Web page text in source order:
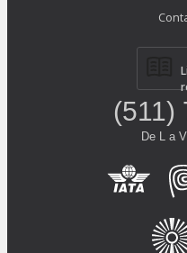
(511)
De L a